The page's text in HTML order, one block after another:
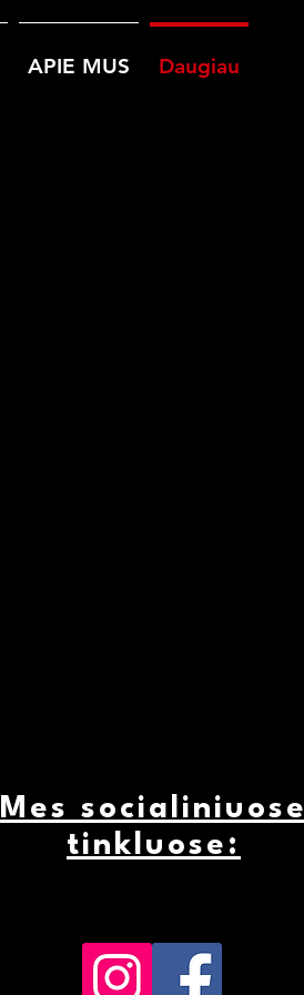
APIE MUS Daugiau
Mes socialiniuose
tinkluose: